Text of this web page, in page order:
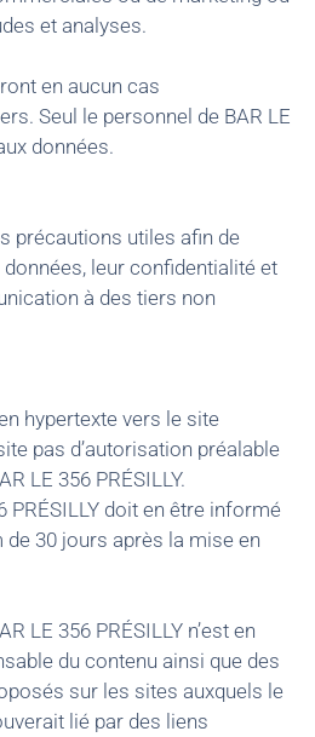
et analyses.
en aucun cas
Seul le personnel de BAR LE
données.
précautions utiles afin de
données, leur confidentialité et
à des tiers non
hypertexte vers le site
pas d’autorisation préalable
LE 356 PRÉSILLY.
PRÉSILLY doit en être informé
30 jours après la mise en
LE 356 PRÉSILLY n’est en
du contenu ainsi que des
sur les sites auxquels le
lié par des liens